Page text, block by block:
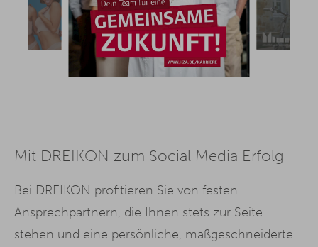
Mit DREIKON zum Social Media Erfolg
Bei DREIKON profitieren Sie von festen
Ansprechpartnern, die Ihnen stets zur Seite
stehen und eine persönliche, maßgeschneiderte